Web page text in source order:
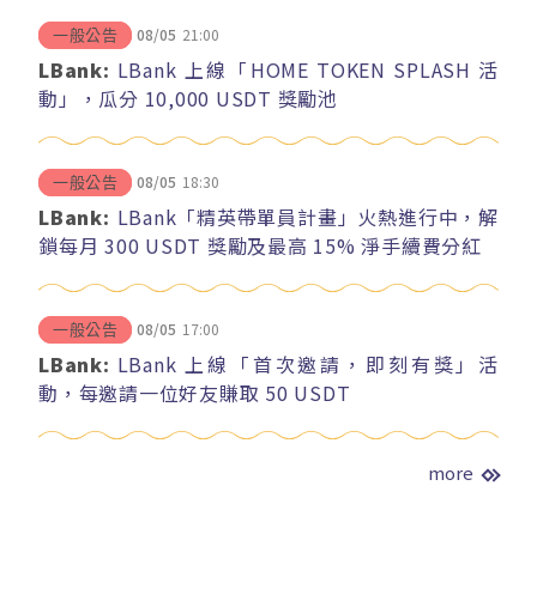
一般公告 08/05 21:00
LBank: LBank 上線「HOME TOKEN SPLASH 活
動」，瓜分 10,000 USDT 獎勵池
一般公告 08/05 18:30
LBank: LBank「精英帶單員計畫」火熱進行中，解
鎖每月 300 USDT 獎勵及最高 15% 淨手續費分紅
一般公告 08/05 17:00
LBank: LBank 上線「首次邀請，即刻有獎」活
動，每邀請一位好友賺取 50 USDT
more